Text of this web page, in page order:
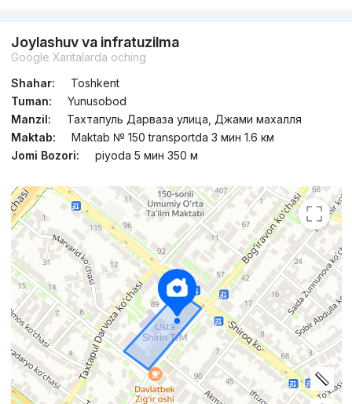
Joylashuv va infratuzilma
Google Xaritalarda oching
Shahar:
Toshkent
Tuman:
Yunusobod
Manzil:
Тахтапуль Дарваза улица, Джами махалля
Maktab:
Maktab № 150 transportda 3 мин 1.6 км
Jomi Bozori:
piyoda 5 мин 350 м